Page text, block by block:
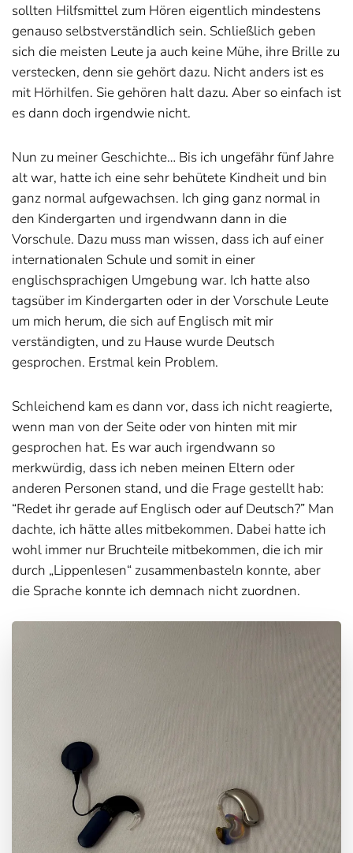
sollten Hilfsmittel zum Hören eigentlich mindestens
genauso selbstverständlich sein. Schließlich geben
sich die meisten Leute ja auch keine Mühe, ihre Brille zu
verstecken, denn sie gehört dazu. Nicht anders ist es
mit Hörhilfen. Sie gehören halt dazu. Aber so einfach ist
es dann doch irgendwie nicht.
Nun zu meiner Geschichte… Bis ich ungefähr fünf Jahre
alt war, hatte ich eine sehr behütete Kindheit und bin
ganz normal aufgewachsen. Ich ging ganz normal in
den Kindergarten und irgendwann dann in die
Vorschule. Dazu muss man wissen, dass ich auf einer
internationalen Schule und somit in einer
englischsprachigen Umgebung war. Ich hatte also
tagsüber im Kindergarten oder in der Vorschule Leute
um mich herum, die sich auf Englisch mit mir
verständigten, und zu Hause wurde Deutsch
gesprochen. Erstmal kein Problem.
Schleichend kam es dann vor, dass ich nicht reagierte,
wenn man von der Seite oder von hinten mit mir
gesprochen hat. Es war auch irgendwann so
merkwürdig, dass ich neben meinen Eltern oder
anderen Personen stand, und die Frage gestellt hab:
“Redet ihr gerade auf Englisch oder auf Deutsch?” Man
dachte, ich hätte alles mitbekommen. Dabei hatte ich
wohl immer nur Bruchteile mitbekommen, die ich mir
durch „Lippenlesen“ zusammenbasteln konnte, aber
die Sprache konnte ich demnach nicht zuordnen.